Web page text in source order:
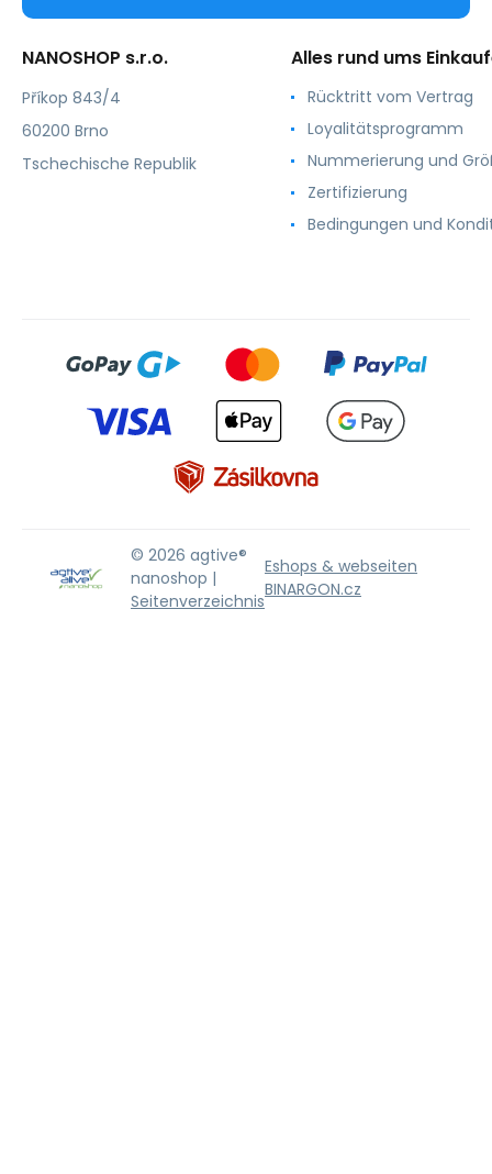
NANOSHOP s.r.o.
Příkop 843/4
60200 Brno
Tschechische Republik
Alles rund ums
Rücktritt vom Vertrag
Loyalitätsprogramm
Nummerierung und
Zertifizierung
Bedingungen und
© 2026 agtive®
nanoshop |
Seitenverzeichnis
Eshops & webseiten
BINARGON.cz